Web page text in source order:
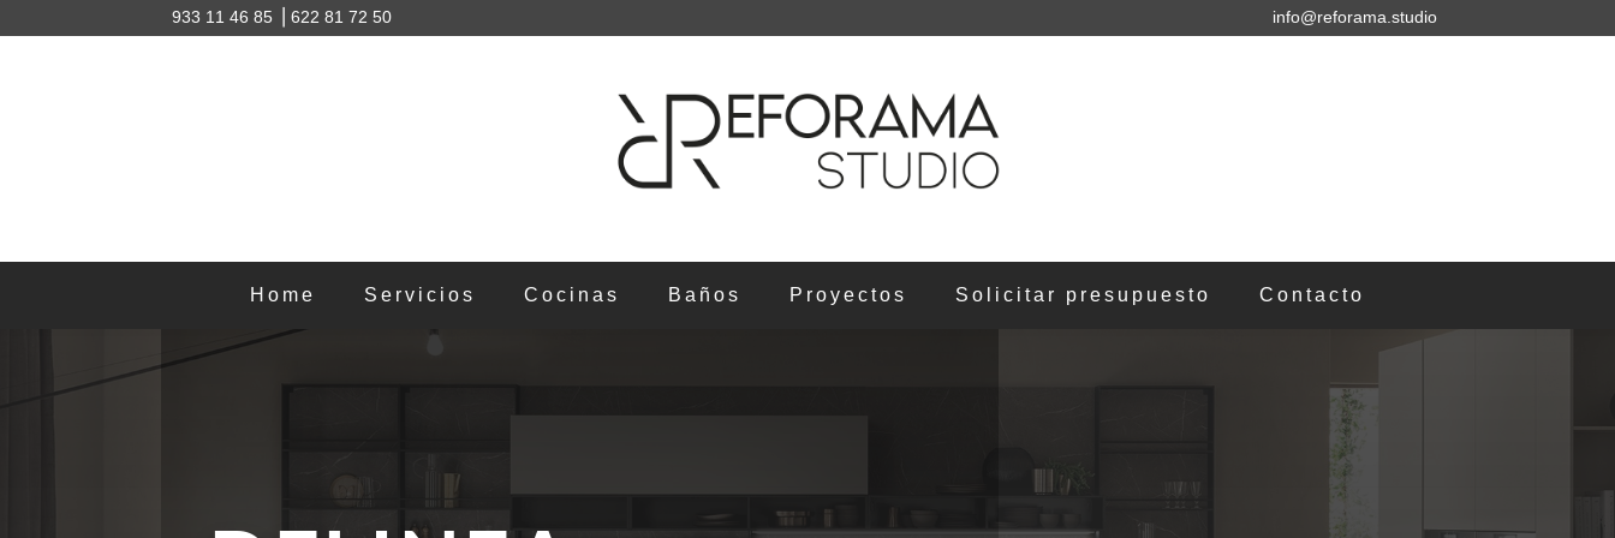
933 11 46 85 ⎥ 622 81 72 50 info@reforama.studio
Home Servicios Cocinas Baños Proyectos Solicitar presupuesto Contacto